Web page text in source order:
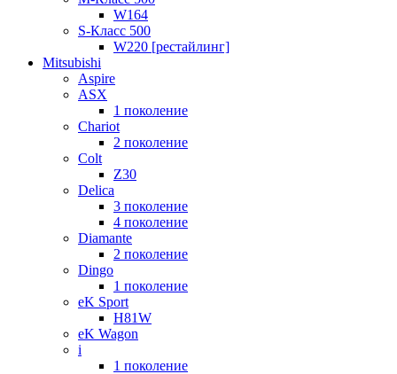
W164
S-Класс 500
W220 [рестайлинг]
Mitsubishi
Aspire
ASX
1 поколение
Chariot
2 поколение
Colt
Z30
Delica
3 поколение
4 поколение
Diamante
2 поколение
Dingo
1 поколение
eK Sport
H81W
eK Wagon
i
1 поколение